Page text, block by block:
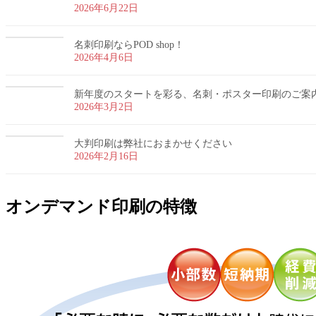
2026年6月22日
名刺印刷ならPOD shop！
2026年4月6日
新年度のスタートを彩る、名刺・ポスター印刷のご案
2026年3月2日
大判印刷は弊社におまかせください
2026年2月16日
オンデマンド印刷の特徴